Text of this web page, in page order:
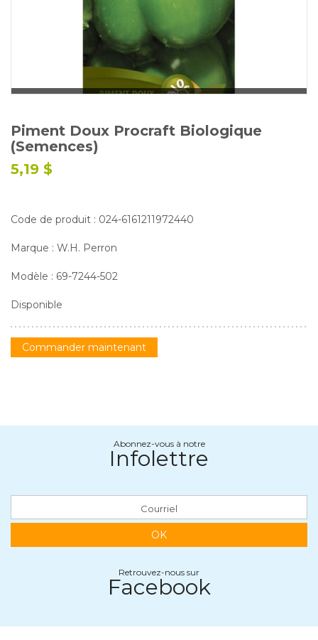
Glossaire
Calendrier horticole
Emplois
Service à la clientèle
Nous joindre
Piment Doux Procraft Biologique
(Semences)
5,19 $
Code de produit : 024-6161211972440
Marque : W.H. Perron
Modèle : 69-7244-502
Disponible
Commander maintenant
Abonnez-vous à notre
Infolettre
OK
Retrouvez-nous sur
Facebook